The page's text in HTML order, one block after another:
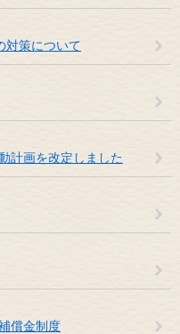
対策について
計画を改定しました
償金制度